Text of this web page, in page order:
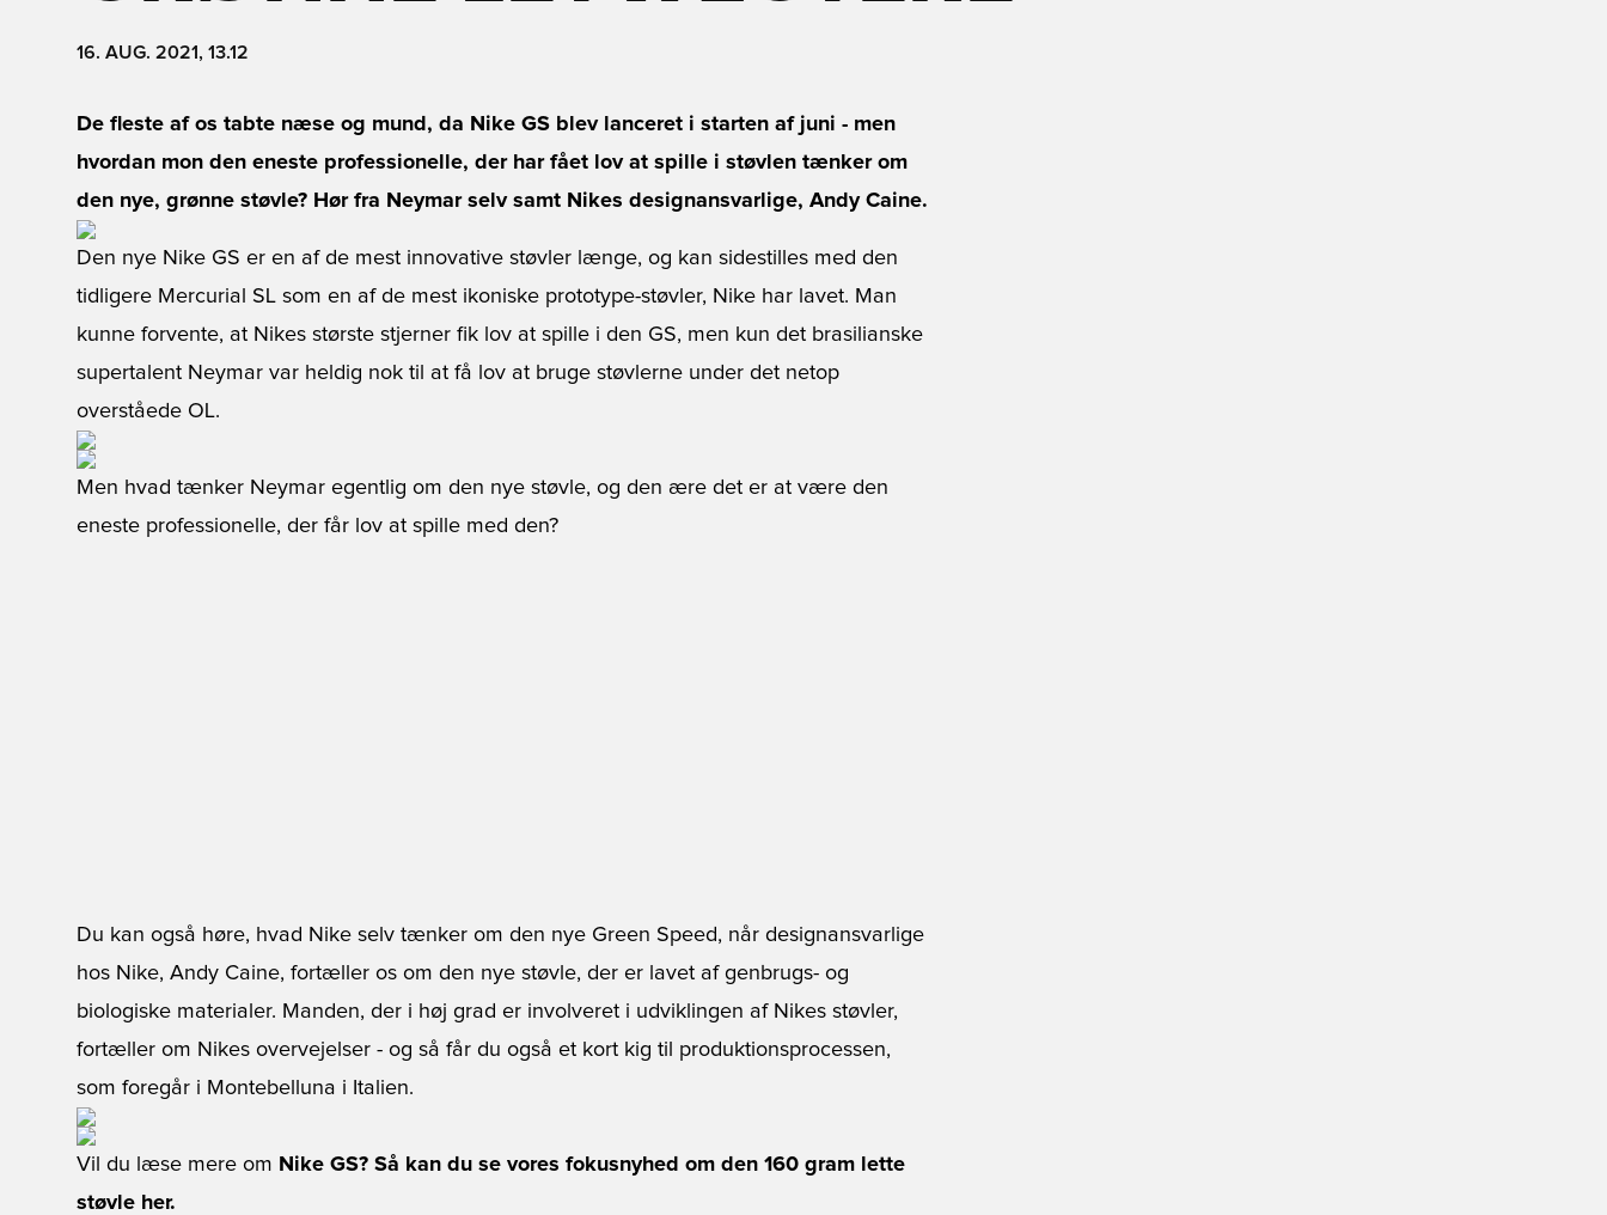
16. AUG. 2021, 13.12
De fleste af os tabte næse og mund, da Nike GS blev lanceret i starten af juni - men
hvordan mon den eneste professionelle, der har fået lov at spille i støvlen tænker om
den nye, grønne støvle? Hør fra Neymar selv samt Nikes designansvarlige, Andy Caine.
Den nye Nike GS er en af de mest innovative støvler længe, og kan sidestilles med den
tidligere Mercurial SL som en af de mest ikoniske prototype-støvler, Nike har lavet. Man
kunne forvente, at Nikes største stjerner fik lov at spille i den GS, men kun det brasilianske
supertalent Neymar var heldig nok til at få lov at bruge støvlerne under det netop
overståede OL.
Men hvad tænker Neymar egentlig om den nye støvle, og den ære det er at være den
eneste professionelle, der får lov at spille med den?
Du kan også høre, hvad Nike selv tænker om den nye Green Speed, når designansvarlige
hos Nike, Andy Caine, fortæller os om den nye støvle, der er lavet af genbrugs- og
biologiske materialer. Manden, der i høj grad er involveret i udviklingen af Nikes støvler,
fortæller om Nikes overvejelser - og så får du også et kort kig til produktionsprocessen,
som foregår i Montebelluna i Italien.
Vil du læse mere om Nike GS? Så kan du se vores fokusnyhed om den 160 gram lette
støvle her.